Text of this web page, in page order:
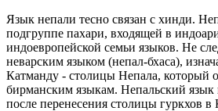
Язык непали тесно связан с хинди.
подгруппе пахари, входящей в
индоевропейской семьи языков. Не
неварским языком (непал-бхаса),
Катманду - столицы Непала, который
бирманским языкам. Непальский язык
после перенесения столицы гуркхов в